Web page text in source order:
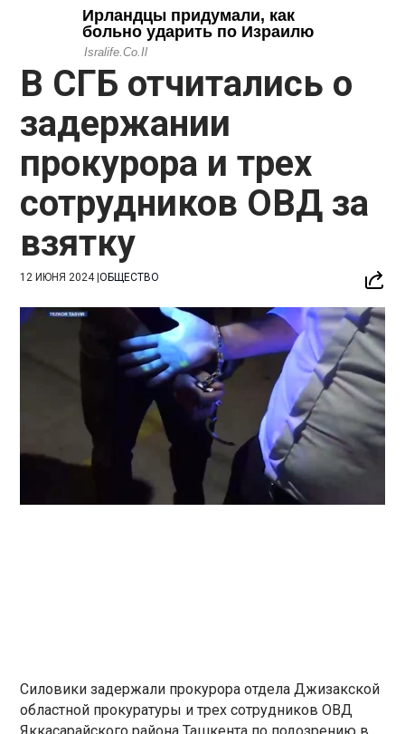
В СГБ отчитались о
задержании
прокурора и трех
сотрудников ОВД за
взятку
12 ИЮНЯ 2024|ОБЩЕСТВО
Силовики задержали прокурора отдела Джизакской
областной прокуратуры и трех сотрудников ОВД